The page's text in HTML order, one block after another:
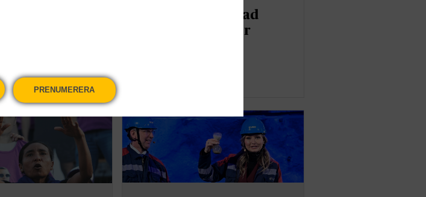
Ny rapport: Stoppad
invandring dyrt för
PRENUMERERA